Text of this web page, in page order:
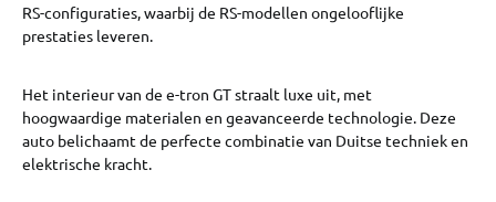
RS-configuraties, waarbij de RS-modellen ongelooflijke
prestaties leveren.
Het interieur van de e-tron GT straalt luxe uit, met
hoogwaardige materialen en geavanceerde technologie. Deze
auto belichaamt de perfecte combinatie van Duitse techniek en
elektrische kracht.